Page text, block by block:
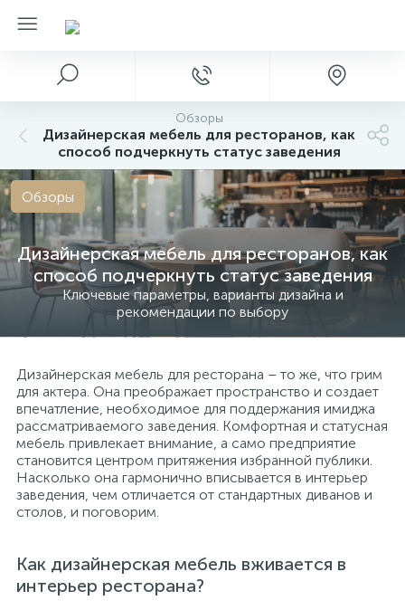
Обзоры
Дизайнерская мебель для ресторанов, как
способ подчеркнуть статус заведения
Дизайнерская мебель для ресторанов, как
способ подчеркнуть статус заведения
Ключевые параметры, варианты дизайна и
рекомендации по выбору
Обзоры
Дизайнерская мебель для ресторана – то же, что грим
для актера. Она преображает пространство и создает
впечатление, необходимое для поддержания имиджа
рассматриваемого заведения. Комфортная и статусная
мебель привлекает внимание, а само предприятие
становится центром притяжения избранной публики.
Насколько она гармонично вписывается в интерьер
заведения, чем отличается от стандартных диванов и
столов, и поговорим.
Как дизайнерская мебель вживается в
интерьер ресторана?